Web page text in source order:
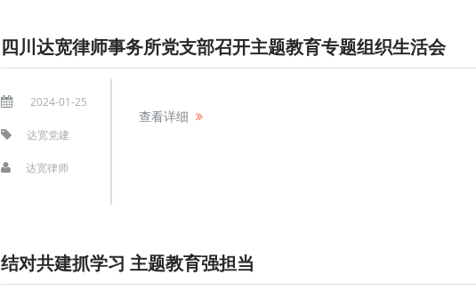
四川达宽律师事务所党支部召开主题教育专题组织生活会
2024-01-25
达宽党建
达宽律师
查看详细
结对共建抓学习 主题教育强担当